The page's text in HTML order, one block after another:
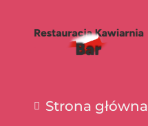
Strona główna